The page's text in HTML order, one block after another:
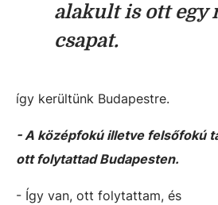
alakult is ott egy
csapat.
így kerültünk Budapestre.
- A középfokú illetve felsőfokú
ott folytattad Budapesten.
- Így van, ott folytattam, és